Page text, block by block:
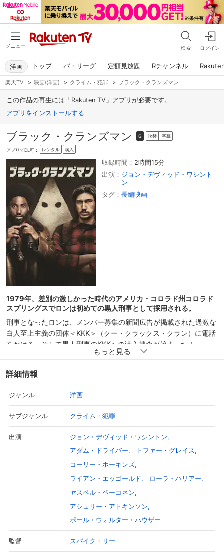
メニュー 検索 ログイン
トップ パ・リーグ 定額見放題 Rチャンネル
洋画
楽天TV > 映画(洋画) > クライム・犯罪 > ブラック・クランズマン
この作品の再生には「Rakuten TV」アプリが必要です。
アプリをインストールする
ブラック・クランズマン G 吹替 字幕
アプリでDL可： レンタル 購入
収録時間： 2時間15分
出演： ジョン・デヴィッド・ワシント
ン
タグ：長編映画
1979年、差別の激しかった時代のアメリカ・コロラド州コロラド
スプリングスでロンは初めての黒人刑事として採用される。
刑事となったロンは、メンバー募集の新聞広告が掲載された過激な
白人至上主義の団体＜KKK＞（クー・クラックス・クラン）に電話
をかける、そして黒人刑事のKKKへの潜入捜査が始まった！
詳細情報
ジャンル 洋画
サブジャンル クライム・犯罪
出演
ジョン・デヴィッド・ワシントン
アダム・ドライバー
トファー・グレイス
コーリー・ホーキンズ
ライアン・エッゴールド
ローラ・ハリアー
ヤスペル・ペーコネン
アシュリー・アトキンソン
ポール・ウォルター・ハウザー
監督 スパイク・リー